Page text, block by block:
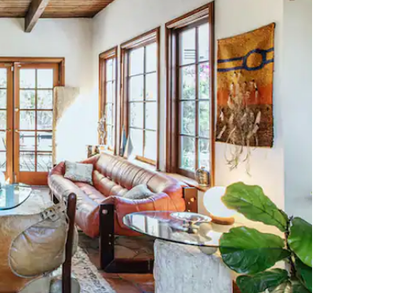
para cima e para baixo do teclado ou tocando e deslizando o dedo na tela.